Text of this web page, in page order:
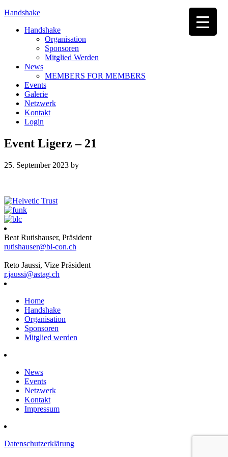
Handshake
Handshake
Organisation
Sponsoren
Mitglied Werden
News
MEMBERS FOR MEMBERS
Events
Galerie
Netzwerk
Kontakt
Login
Event Ligerz – 21
25. September 2023 by
Beat Rutishauser, Präsident
rutishauser@bl-con.ch
Reto Jaussi, Vize Präsident
r.jaussi@astag.ch
Home
Handshake
Organisation
Sponsoren
Mitglied werden
News
Events
Netzwerk
Kontakt
Impressum
Datenschutzerklärung